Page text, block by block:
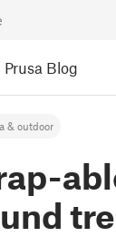
Prusa Blog
& outdoor